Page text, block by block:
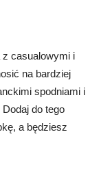
casualowymi i
na bardziej
spodniami i
do tego
a będziesz